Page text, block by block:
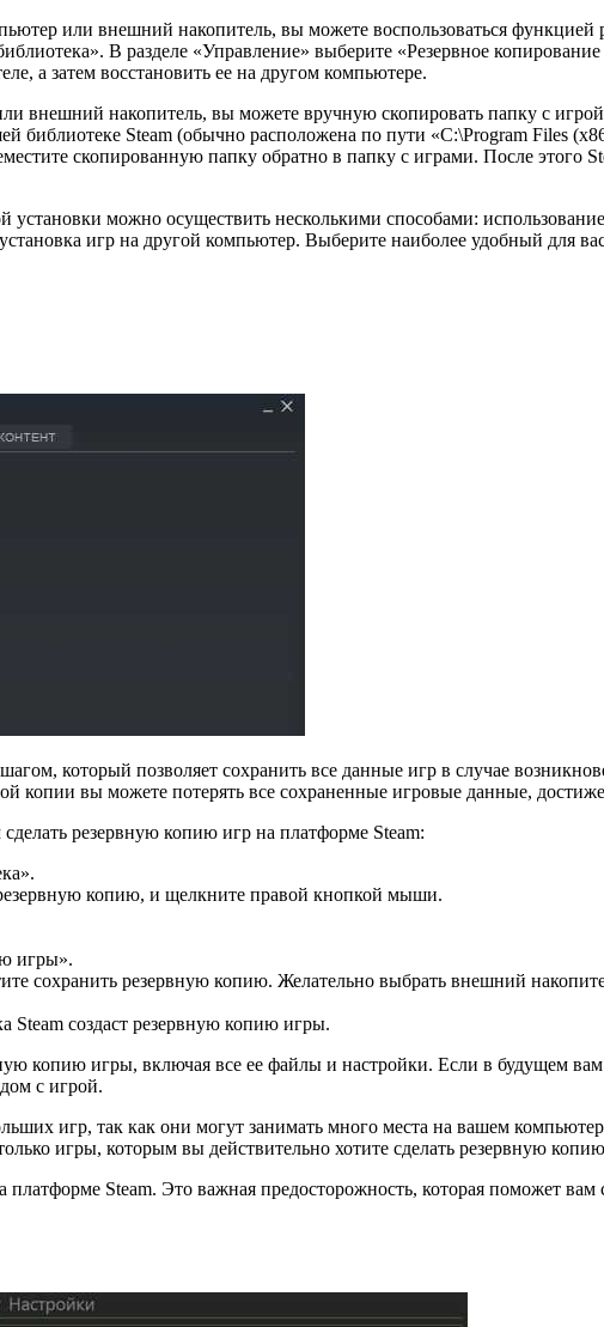
или внешний накопитель, вы можете воспользоваться функцией
В разделе «Управление» выберите «Резервное
а затем восстановить ее на другом компьютере.
внешний накопитель, вы можете вручную скопировать папку с игрой
библиотеке Steam (обычно расположена по пути «C:\Program Files
скопированную папку обратно в папку с играми. После
установки можно осуществить несколькими способами:
игр на другой компьютер. Выберите наиболее удобный для
который позволяет сохранить все данные игр в случае
копии вы можете потерять все сохраненные игровые данные,
резервную копию игр на платформе Steam:
копию, и щелкните правой кнопкой мыши.
игры».
сохранить резервную копию. Желательно выбрать внешний
создаст резервную копию игры.
копию игры, включая все ее файлы и настройки. Если в будущем вам
с игрой.
игр, так как они могут занимать много места на вашем
игры, которым вы действительно хотите сделать резервную
платформе Steam. Это важная предосторожность, которая поможет